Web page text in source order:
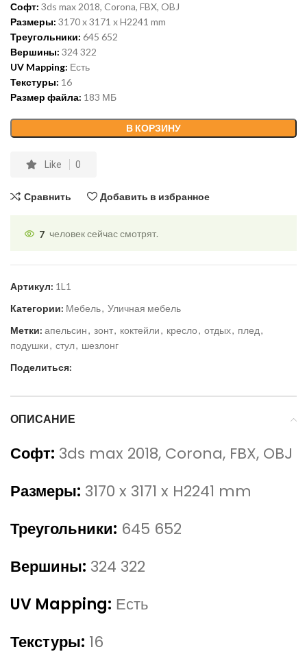
Софт: 3ds max 2018, Corona, FBX, OBJ
Размеры: 3170 x 3171 x H2241 mm
Треугольники: 645 652
Вершины: 324 322
UV Mapping: Есть
Текстуры: 16
Размер файла: 183 МБ
В КОРЗИНУ
Like 0
Сравнить Добавить в избранное
7 человек сейчас смотрят.
Артикул: 1L1
Категории: Мебель, Уличная мебель
Метки: апельсин, зонт, коктейли, кресло, отдых, плед,
подушки, стул, шезлонг
Поделиться:
ОПИСАНИЕ
Софт: 3ds max 2018, Corona, FBX, OBJ
Размеры: 3170 x 3171 x H2241 mm
Треугольники: 645 652
Вершины: 324 322
UV Mapping: Есть
Текстуры: 16